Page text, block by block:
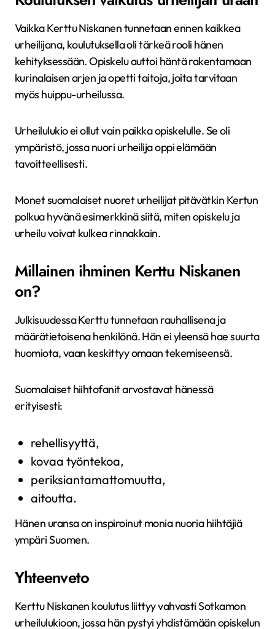
Vaikka Kerttu Niskanen tunnetaan ennen kaikkea
urheilijana, koulutuksella oli tärkeä rooli hänen
kehityksessään. Opiskelu auttoi häntä rakentamaan
kurinalaisen arjen ja opetti taitoja, joita tarvitaan
myös huippu-urheilussa.
Urheilulukio ei ollut vain paikka opiskelulle. Se oli
ympäristö, jossa nuori urheilija oppi elämään
tavoitteellisesti.
Monet suomalaiset nuoret urheilijat pitävätkin Kertun
polkua hyvänä esimerkkinä siitä, miten opiskelu ja
urheilu voivat kulkea rinnakkain.
Millainen ihminen Kerttu Niskanen
on?
Julkisuudessa Kerttu tunnetaan rauhallisena ja
määrätietoisena henkilönä. Hän ei yleensä hae suurta
huomiota, vaan keskittyy omaan tekemiseensä.
Suomalaiset hiihtofanit arvostavat hänessä
erityisesti:
rehellisyyttä,
kovaa työntekoa,
periksiantamattomuutta,
aitoutta.
Hänen uransa on inspiroinut monia nuoria hiihtäjiä
ympäri Suomen.
Yhteenveto
Kerttu Niskanen koulutus liittyy vahvasti Sotkamon
urheilulukioon, jossa hän pystyi yhdistämään opiskelun